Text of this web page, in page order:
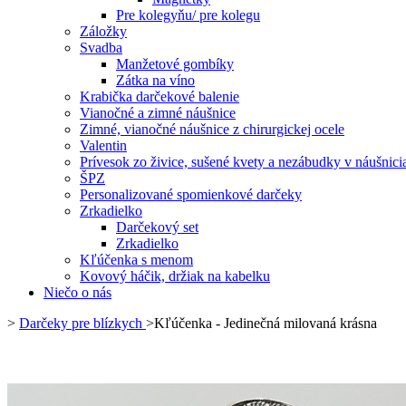
Pre kolegyňu/ pre kolegu
Záložky
Svadba
Manžetové gombíky
Zátka na víno
Krabička darčekové balenie
Vianočné a zimné náušnice
Zimné, vianočné náušnice z chirurgickej ocele
Valentin
Prívesok zo živice, sušené kvety a nezábudky v
ŠPZ
Personalizované spomienkové darčeky
Zrkadielko
Darčekový set
Zrkadielko
Kľúčenka s menom
Kovový háčik, držiak na kabelku
Niečo o nás
> Darčeky pre blízkych >Kľúčenka - Jedinečná milovaná krásna